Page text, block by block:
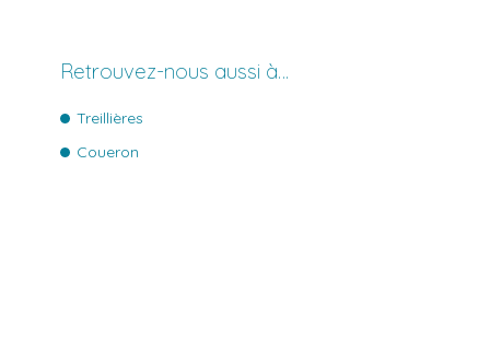
Retrouvez-nous aussi à…
Treillières
Coueron